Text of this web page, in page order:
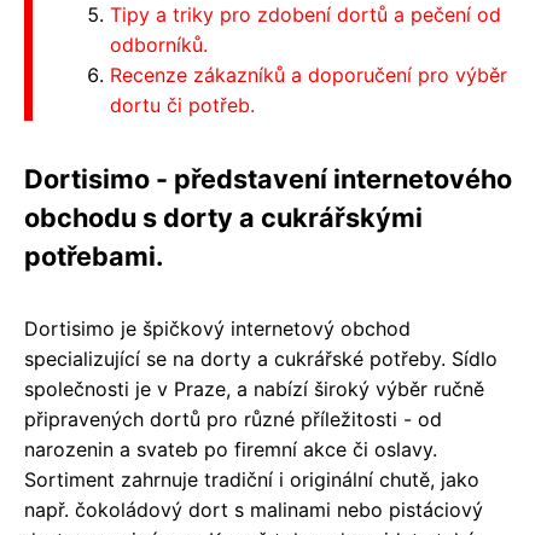
Tipy a triky pro zdobení dortů a pečení od
odborníků.
Recenze zákazníků a doporučení pro výběr
dortu či potřeb.
Dortisimo - představení internetového
obchodu s dorty a cukrářskými
potřebami.
Dortisimo je špičkový internetový obchod
specializující se na dorty a cukrářské potřeby. Sídlo
společnosti je v Praze, a nabízí široký výběr ručně
připravených dortů pro různé příležitosti - od
narozenin a svateb po firemní akce či oslavy.
Sortiment zahrnuje tradiční i originální chutě, jako
např. čokoládový dort s malinami nebo pistáciový